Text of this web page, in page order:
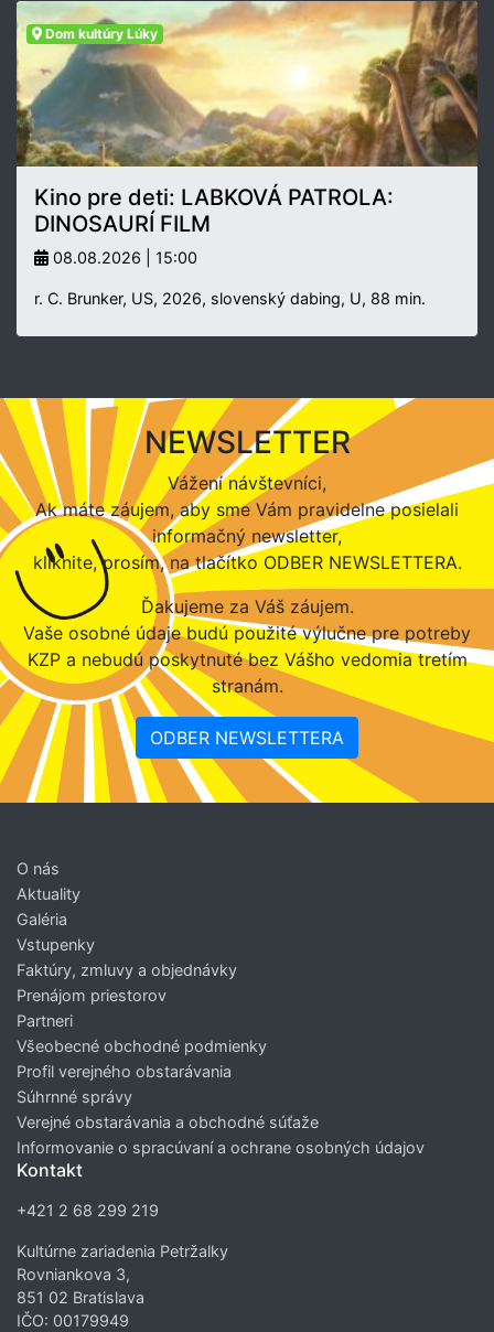
Dom kultúry Lúky
Kino pre deti: LABKOVÁ PATROLA:
DINOSAURÍ FILM
08.08.2026 | 15:00
r. C. Brunker, US, 2026, slovenský dabing, U, 88 min.
NEWSLETTER
Vážení návštevníci,
Ak máte záujem, aby sme Vám pravidelne posielali
informačný newsletter,
kliknite, prosím, na tlačítko ODBER NEWSLETTERA.
Ďakujeme za Váš záujem.
Vaše osobné údaje budú použité výlučne pre potreby
KZP a nebudú poskytnuté bez Vášho vedomia tretím
stranám.
ODBER NEWSLETTERA
O nás
Aktuality
Galéria
Vstupenky
Faktúry, zmluvy a objednávky
Prenájom priestorov
Partneri
Všeobecné obchodné podmienky
Profil verejného obstarávania
Súhrnné správy
Verejné obstarávania a obchodné súťaže
Informovanie o spracúvaní a ochrane osobných údajov
Kontakt
+421 2 68 299 219
Kultúrne zariadenia Petržalky
Rovniankova 3,
851 02 Bratislava
IČO: 00179949